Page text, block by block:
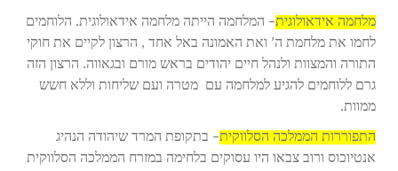
מלחמה אידאולוגית– המלחמה הייתה מלחמה אידאולוגית. הלוחמים
לחמו את מלחמת ה’ ואת האמונה באל אחד , הרצון לקיים את חוקי
התורה והמצוות ולנהל חיים יהודים בראש מורם ובגאווה. הרצון הזה
גרם ללוחמים להגיע למלחמה עם מטרה ועם שליחות וללא חשש
ממוות.
התפוררות הממלכה הסלווקית– בתקופת המרד שיהודה הנהיג
אנטיוכוס ורוב צבאו היו עסוקים בלחימה במזרח הממלכה הסלווקית